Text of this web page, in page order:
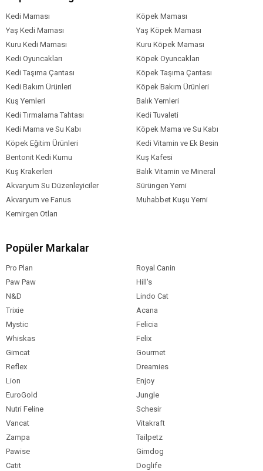
Kedi Maması
Köpek Maması
Yaş Kedi Maması
Yaş Köpek Maması
Kuru Kedi Maması
Kuru Köpek Maması
Kedi Oyuncakları
Köpek Oyuncakları
Kedi Taşıma Çantası
Köpek Taşıma Çantası
Kedi Bakım Ürünleri
Köpek Bakım Ürünleri
Kuş Yemleri
Balık Yemleri
Kedi Tırmalama Tahtası
Kedi Tuvaleti
Kedi Mama ve Su Kabı
Köpek Mama ve Su Kabı
Köpek Eğitim Ürünleri
Kedi Vitamin ve Ek Besin
Bentonit Kedi Kumu
Kuş Kafesi
Kuş Krakerleri
Balık Vitamin ve Mineral
Akvaryum Su Düzenleyiciler
Sürüngen Yemi
Akvaryum ve Fanus
Muhabbet Kuşu Yemi
Kemirgen Otları
Popüler Markalar
Pro Plan
Royal Canin
Paw Paw
Hill's
N&D
Lindo Cat
Trixie
Acana
Mystic
Felicia
Whiskas
Felix
Gimcat
Gourmet
Reflex
Dreamies
Lion
Enjoy
EuroGold
Jungle
Nutri Feline
Schesir
Vancat
Vitakraft
Zampa
Tailpetz
Pawise
Gimdog
Catit
Doglife